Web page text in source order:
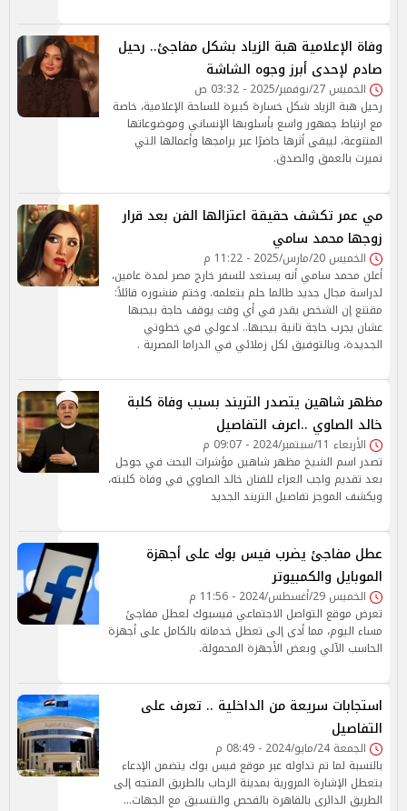
وفاة الإعلامية هبة الزياد بشكل مفاجئ.. رحيل
صادم لإحدى أبرز وجوه الشاشة
الخميس 27/نوفمبر/2025 - 03:32 ص
رحيل هبة الزياد شكل خسارة كبيرة للساحة الإعلامية، خاصة
مع ارتباط جمهور واسع بأسلوبها الإنساني وموضوعاتها
المتنوعة، ليبقى أثرها حاضرًا عبر برامجها وأعمالها التي
تميزت بالعمق والصدق.
مي عمر تكشف حقيقة اعتزالها الفن بعد قرار
زوجها محمد سامي
الخميس 20/مارس/2025 - 11:22 م
أعلن محمد سامي أنه يستعد للسفر خارج مصر لمدة عامين،
لدراسة مجال جديد طالما حلم بتعلمه. وختم منشوره قائلاً:
مقتنع إن الشخص يقدر في أي وقت يوقف حاجة بيحبها
عشان يجرب حاجة تانية بيحبها.. ادعولي في خطوتي
الجديدة، وبالتوفيق لكل زملائي في الدراما المصرية .
مظهر شاهين يتصدر التريند بسبب وفاة كلبة
خالد الصاوي ..اعرف التفاصيل
الأربعاء 11/سبتمبر/2024 - 09:07 م
تصدر اسم الشيخ مظهر شاهين مؤشرات البحث في جوجل
بعد تقديم واجب العزاء للفنان خالد الصاوي في وفاة كلبته،
ويكشف الموجز تفاصيل التريند الجديد
عطل مفاجئ يضرب فيس بوك على أجهزة
الموبايل والكمبيوتر
الخميس 29/أغسطس/2024 - 11:56 م
تعرض موقع التواصل الاجتماعي فيسبوك لعطل مفاجئ
مساء اليوم، مما أدى إلى تعطل خدماته بالكامل على أجهزة
الحاسب الآلي وبعض الأجهزة المحمولة.
استجابات سريعة من الداخلية .. تعرف على
التفاصيل
الجمعة 24/مايو/2024 - 08:49 م
بالنسبة لما تم تداوله عبر موقع فيس بوك يتضمن الإدعاء
بتعطل الإشارة المرورية بمدينة الرحاب بالطريق المتجه إلى
الطريق الدائرى بالقاهرة بالفحص والتنسيق مع الجهات…